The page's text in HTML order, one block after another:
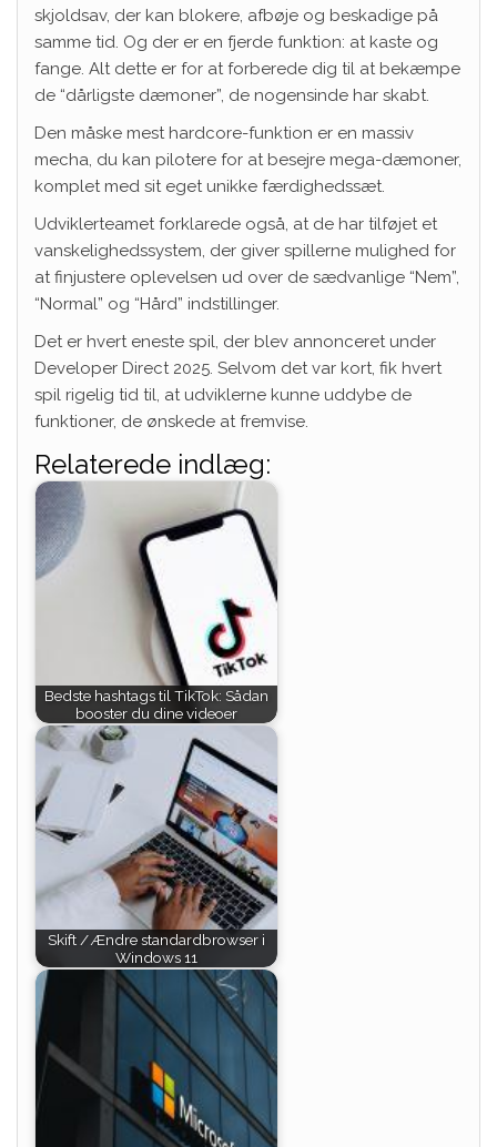
skjoldsav, der kan blokere, afbøje og beskadige på
samme tid. Og der er en fjerde funktion: at kaste og
fange. Alt dette er for at forberede dig til at bekæmpe
de “dårligste dæmoner”, de nogensinde har skabt.
Den måske mest hardcore-funktion er en massiv
mecha, du kan pilotere for at besejre mega-dæmoner,
komplet med sit eget unikke færdighedssæt.
Udviklerteamet forklarede også, at de har tilføjet et
vanskelighedssystem, der giver spillerne mulighed for
at finjustere oplevelsen ud over de sædvanlige “Nem”,
“Normal” og “Hård” indstillinger.
Det er hvert eneste spil, der blev annonceret under
Developer Direct 2025. Selvom det var kort, fik hvert
spil rigelig tid til, at udviklerne kunne uddybe de
funktioner, de ønskede at fremvise.
Relaterede indlæg:
Bedste hashtags til TikTok: Sådan
booster du dine videoer
Skift / Ændre standardbrowser i
Windows 11